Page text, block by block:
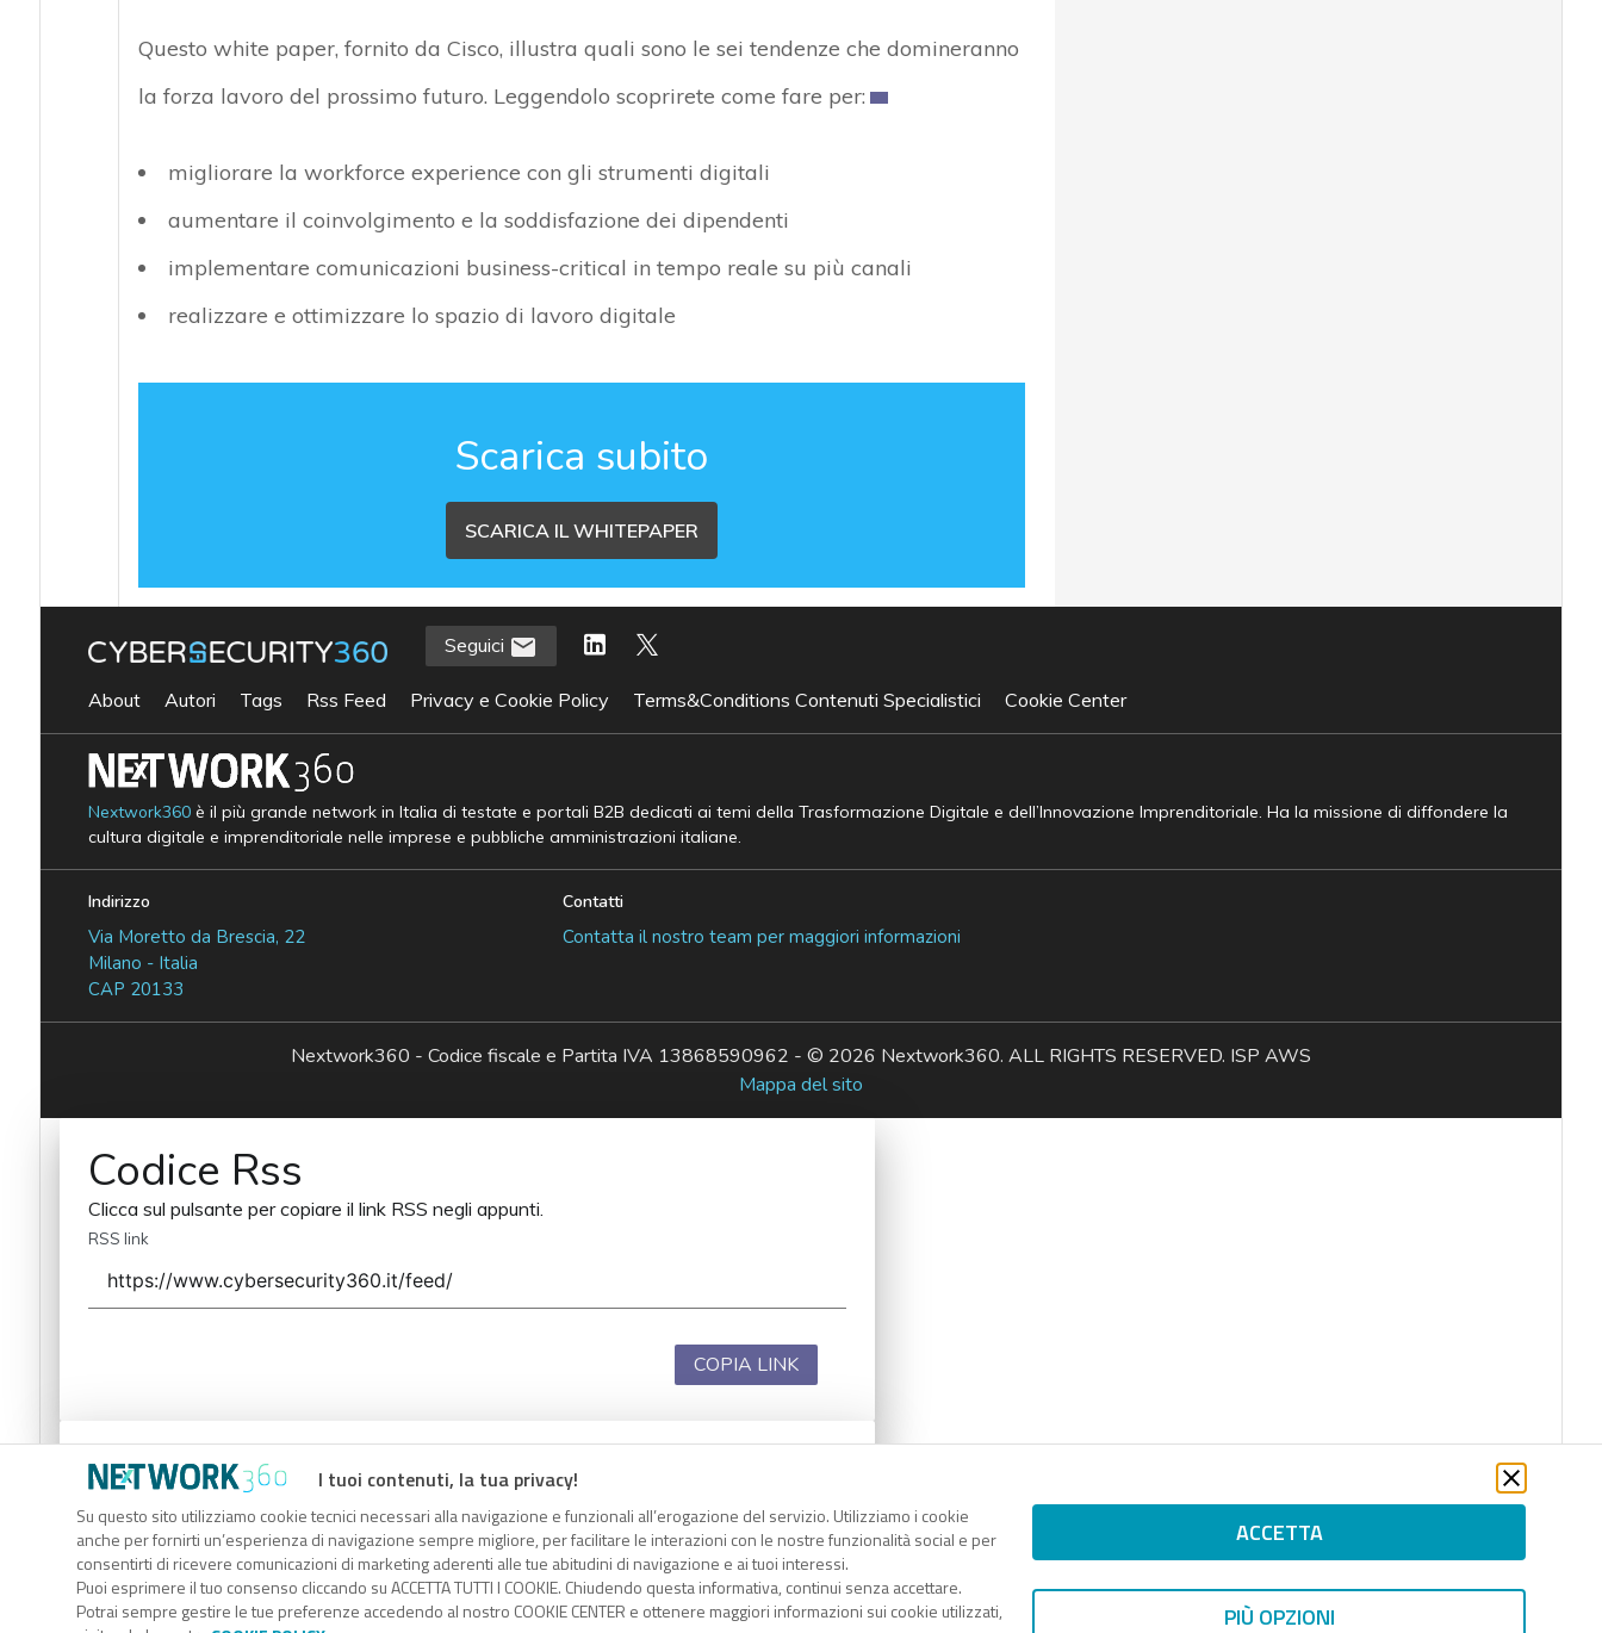
Questo white paper, fornito da Cisco, illustra quali sono le sei tendenze che domineranno
la forza lavoro del prossimo futuro. Leggendolo scoprirete come fare per:
migliorare la workforce experience con gli strumenti digitali
aumentare il coinvolgimento e la soddisfazione dei dipendenti
implementare comunicazioni business-critical in tempo reale su più canali
realizzare e ottimizzare lo spazio di lavoro digitale
Scarica subito
SCARICA IL WHITEPAPER
I tuoi contenuti, la tua privacy!
Su questo sito utilizziamo cookie tecnici necessari alla navigazione e funzionali all’erogazione del servizio. Utilizziamo i cookie
anche per fornirti un’esperienza di navigazione sempre migliore, per facilitare le interazioni con le nostre funzionalità social e per
consentirti di ricevere comunicazioni di marketing aderenti alle tue abitudini di navigazione e ai tuoi interessi.
Puoi esprimere il tuo consenso cliccando su ACCETTA TUTTI I COOKIE. Chiudendo questa informativa, continui senza accettare.
Potrai sempre gestire le tue preferenze accedendo al nostro COOKIE CENTER e ottenere maggiori informazioni sui cookie utilizzati,
ACCETTA
PIÙ OPZIONI
Seguici
About Autori Tags Rss Feed Privacy e Cookie Policy Terms&Conditions Contenuti Specialistici Cookie Center
Nextwork360è il più grande network in Italia di testate e portali B2B dedicati ai temi della Trasformazione Digitale e dell’Innovazione Imprenditoriale. Ha la missione di diffondere la
cultura digitale e imprenditoriale nelle imprese e pubbliche amministrazioni italiane.
Indirizzo
Via Moretto da Brescia, 22
Milano - Italia
CAP 20133
Contatti
Contatta il nostro team per maggiori informazioni
Nextwork360 - Codice fiscale e Partita IVA 13868590962 - © 2026 Nextwork360. ALL RIGHTS RESERVED. ISP AWS
Mappa del sito
Codice Rss
Clicca sul pulsante per copiare il link RSS negli appunti.
RSS link
COPIA LINK
Codice Rss
Clicca sul pulsante per copiare il link RSS negli appunti.
RSS link